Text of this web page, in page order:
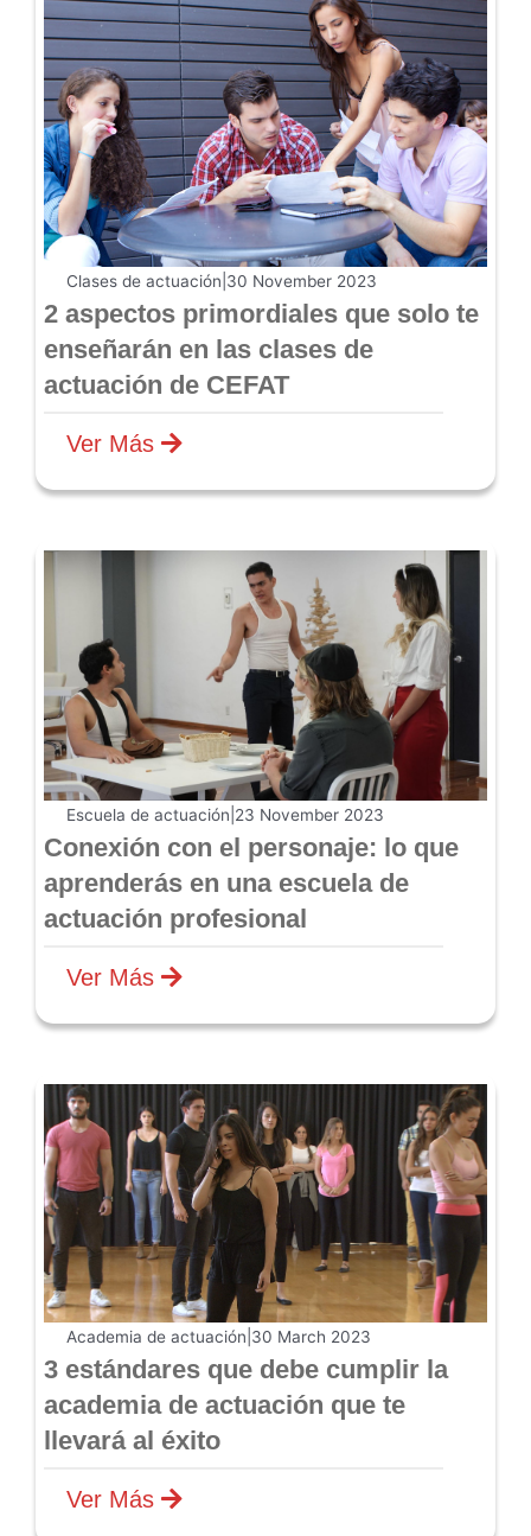
Clases de actuación 30 November 2023
2 aspectos primordiales que solo te
enseñarán en las clases de
actuación de CEFAT
Ver Más
Escuela de actuación 23 November 2023
Conexión con el personaje: lo que
aprenderás en una escuela de
actuación profesional
Ver Más
Academia de actuación 30 March 2023
3 estándares que debe cumplir la
academia de actuación que te
llevará al éxito
Ver Más